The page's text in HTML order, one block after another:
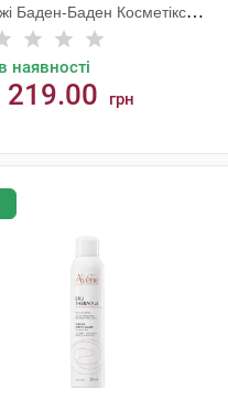
Баден-Баден Косметікс
наявності
219.00 грн